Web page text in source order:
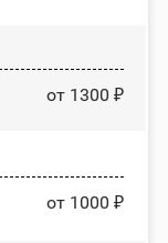
от 1300 ₽
от 1000 ₽